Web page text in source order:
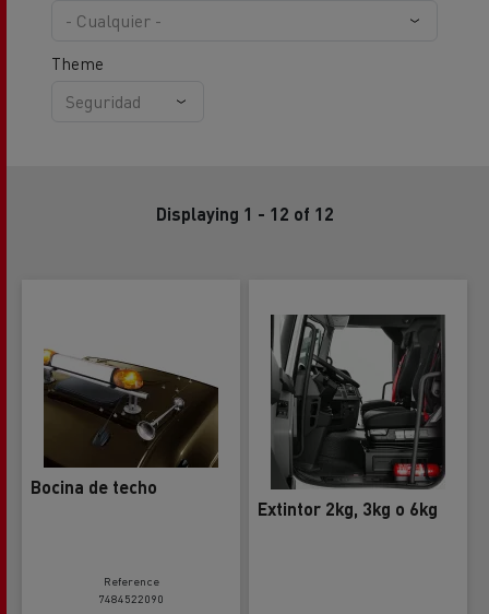
Theme
Displaying 1 - 12 of 12
Bocina de techo
Reference
7484522090
Extintor 2kg, 3kg o 6kg